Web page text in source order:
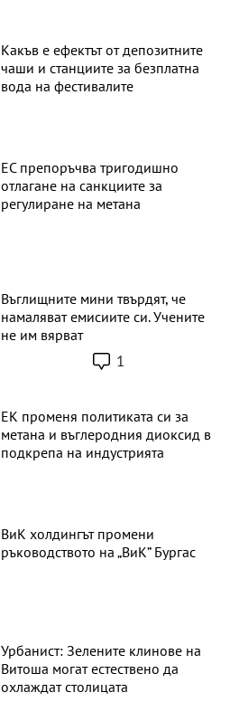
Какъв е ефектът от депозитните
чаши и станциите за безплатна
вода на фестивалите
ЕС препоръчва тригодишно
отлагане на санкциите за
регулиране на метана
Въглищните мини твърдят, че
намаляват емисиите си. Учените
не им вярват
1
ЕК променя политиката си за
метана и въглеродния диоксид в
подкрепа на индустрията
ВиК холдингът промени
ръководството на „ВиК” Бургас
Урбанист: Зелените клинове на
Витоша могат естествено да
охлаждат столицата